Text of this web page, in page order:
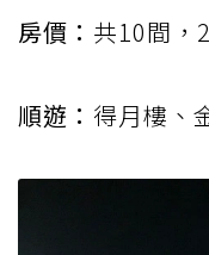
房價： 共10間，
順遊： 得月樓、